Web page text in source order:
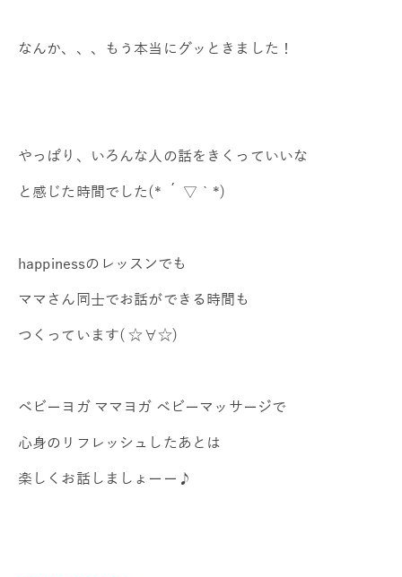
なんか、、、もう本当にグッときました！
やっぱり、いろんな人の話をきくっていいな
と感じた時間でした(* ´ ▽ ` *)
happinessのレッスンでも
ママさん同士でお話ができる時間も
つくっています( ☆∀☆)
ベビーヨガ ママヨガ ベビーマッサージで
心身のリフレッシュしたあとは
楽しくお話しましょーー♪